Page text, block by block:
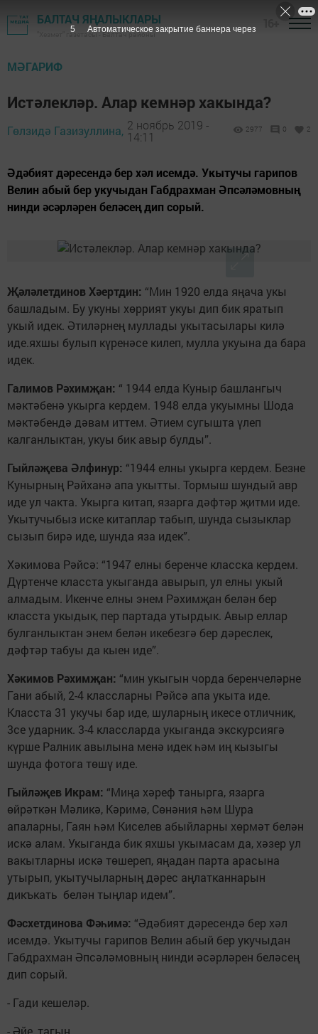
БАЛТАЧ ЯҢАЛЫКЛАРЫ
"Хезмәт" газетасы - Балтач районы
МӘГАРИФ
Истәлекләр. Алар кемнәр хакында?
Гөлзидә Газизуллина, 2 ноябрь 2019 -
14:11
2977 0 2
Әдәбият дәресендә бер хәл исемдә. Укытучы гарипов
Велин абый бер укучыдан Габдрахман Әпсәләмовның
нинди әсәрләрен беләсең дип сорый.
Җәләлетдинов Хәертдин: “Мин 1920 елда яңача укы
башладым. Бу укуны хөррият укуы дип бик яратып
укый идек. Әтиләрнең муллады укытасылары килә
иде.яхшы булып күренәсе килеп, мулла укуына да бара
идек.
Галимов Рәхимҗан: “ 1944 елда Куныр башлангыч
мәктәбенә укырга кердем. 1948 елда укуымны Шода
мәктәбендә дәвам иттем. Әтием сугышта үлеп
калганлыктан, укуы бик авыр булды”.
Гыйләҗева Әлфинур: “1944 елны укырга кердем. Безне
Кунырның Рәйханә апа укытты. Тормыш шундый авр
иде ул чакта. Укырга китап, язарга дәфтәр җитми иде.
Укытучыбыз иске китаплар табып, шунда сызыклар
сызып бирә иде, шунда яза идек”.
Хәкимова Рәйсә: “1947 елны беренче класска кердем.
Дүртенче класста укыганда авырып, ул елны укый
алмадым. Икенче елны энем Рәхимҗан белән бер
класста укыдык, пер партада утырдык. Авыр еллар
булганлыктан энем белән икебезгә бер дәреслек,
дәфтәр табуы да кыен иде”.
Хәкимов Рәхимҗан: “мин укыгын чорда беренчеләрне
Гани абый, 2-4 классларны Рәйсә апа укыта иде.
Класста 31 укучы бар иде, шуларның икесе отличник,
3се ударник. 3-4 классларда укыганда экскурсиягә
күрше Ралник авылына менә идек һәм иң кызыгы
шунда фотога төшү иде.
Гыйләҗев Икрам: “Миңа хәреф танырга, язарга
өйрәткән Мәликә, Кәримә, Сөнәния һәм Шура
апаларны, Гаян һәм Киселев абыйларны хөрмәт белән
искә алам. Укыганда бик яхшы укымасам да, хәзер ул
вакытларны искә төшереп, яңадан парта арасына
утырып, укытучыларның дәрес аңлатканнарын
дикъкать белән тыңлар идем”.
Фәсхетдинова Фәһимә: “Әдәбият дәресендә бер хәл
исемдә. Укытучы гарипов Велин абый бер укучыдан
Габдрахман Әпсәләмовның нинди әсәрләрен беләсең
дип сорый.
- Гади кешеләр.
- Әйе, тагын.
4 Автоматическое закрытие баннера через